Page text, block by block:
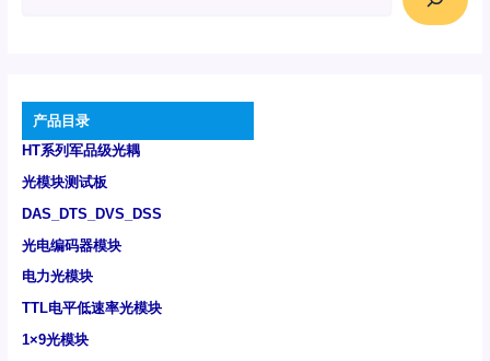
产品目录
HT系列军品级光耦
光模块测试板
DAS_DTS_DVS_DSS
光电编码器模块
电力光模块
TTL电平低速率光模块
1×9光模块